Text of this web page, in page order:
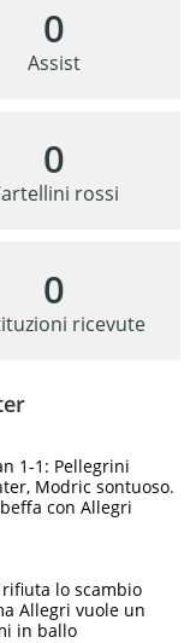
0
Assist
0
rossi
0
ricevute
1-1: Pellegrini
Modric sontuoso.
con Allegri
lo scambio
Allegri vuole un
in ballo